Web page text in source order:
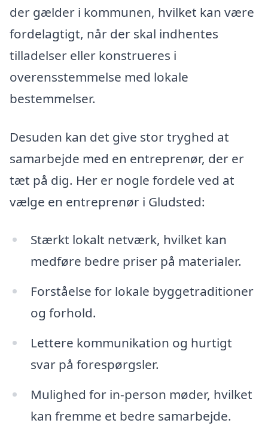
der gælder i kommunen, hvilket kan være
fordelagtigt, når der skal indhentes
tilladelser eller konstrueres i
overensstemmelse med lokale
bestemmelser.
Desuden kan det give stor tryghed at
samarbejde med en entreprenør, der er
tæt på dig. Her er nogle fordele ved at
vælge en entreprenør i Gludsted:
Stærkt lokalt netværk, hvilket kan
medføre bedre priser på materialer.
Forståelse for lokale byggetraditioner
og forhold.
Lettere kommunikation og hurtigt
svar på forespørgsler.
Mulighed for in-person møder, hvilket
kan fremme et bedre samarbejde.